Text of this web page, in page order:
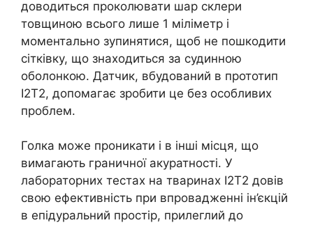
доводиться проколювати шар склери
товщиною всього лише 1 міліметр і
моментально зупинятися, щоб не пошкодити
сітківку, що знаходиться за судинною
оболонкою. Датчик, вбудований в прототип
I2T2, допомагає зробити це без особливих
проблем.
Голка може проникати і в інші місця, що
вимагають граничної акуратності. У
лабораторних тестах на тваринах I2T2 довів
свою ефективність при впровадженні ін’єкцій
в епідуральний простір, прилеглий до